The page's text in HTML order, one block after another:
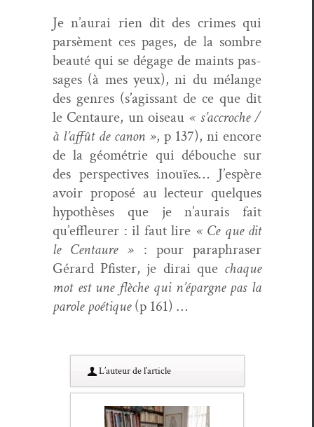
Je n’aurai rien dit des crimes qui
parsè­ment ces pages, de la som­bre
beauté qui se dégage de maints pas­
sages (à mes yeux), ni du mélange
des gen­res (s’agissant de ce que dit
le Cen­tau­re, un oiseau « s’accroche /
à l’affût de canon », p 137), ni encore
de la géométrie qui débouche sur
des per­spec­tives inouïes… J’espère
avoir pro­posé au lecteur quelques
hypothès­es que je n’aurais fait
qu’effleurer : il faut lire « Ce que dit
le Cen­tau­re » : pour para­phras­er
Gérard Pfis­ter, je dirai que chaque
mot est une flèche qui n’épargne pas la
parole poé­tique(p 161) …
L’au­teur de l’article